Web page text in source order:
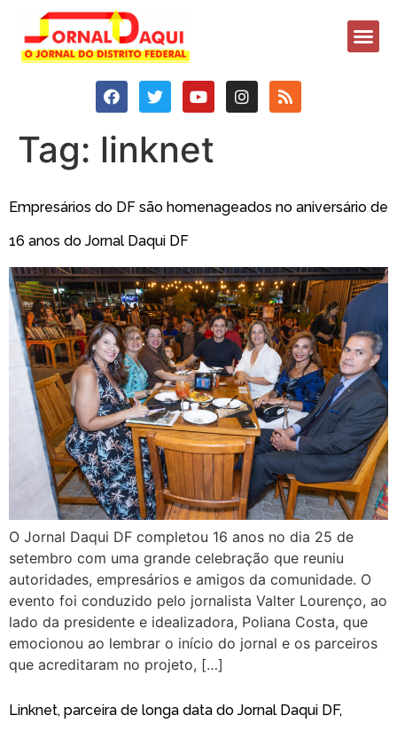
Tag: linknet
Empresários do DF são homenageados no aniversário de
16 anos do Jornal Daqui DF
O Jornal Daqui DF completou 16 anos no dia 25 de
setembro com uma grande celebração que reuniu
autoridades, empresários e amigos da comunidade. O
evento foi conduzido pelo jornalista Valter Lourenço, ao
lado da presidente e idealizadora, Poliana Costa, que
emocionou ao lembrar o início do jornal e os parceiros
que acreditaram no projeto, […]
Linknet, parceira de longa data do Jornal Daqui DF,